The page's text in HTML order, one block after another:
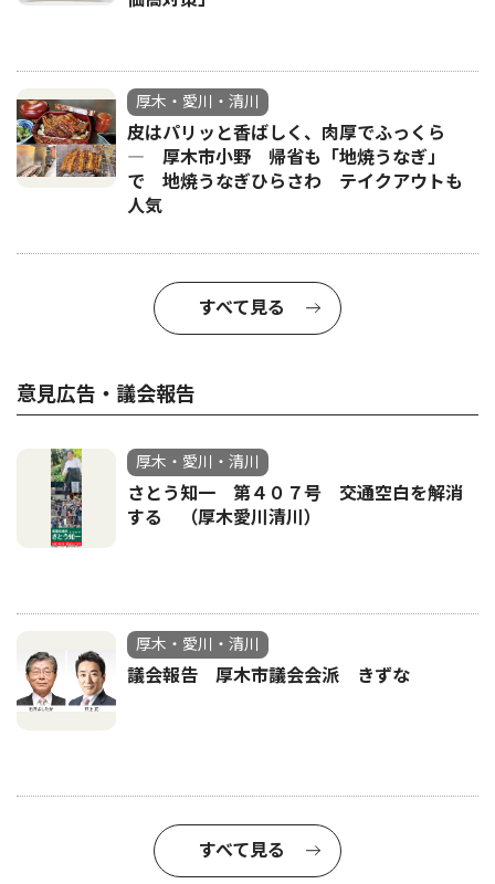
厚木・愛川・清川
皮はパリッと香ばしく、肉厚でふっくら
― 厚木市小野 帰省も「地焼うなぎ」
で 地焼うなぎひらさわ テイクアウトも
人気
すべて見る
意見広告・議会報告
厚木・愛川・清川
さとう知一 第４０７号 交通空白を解消
する （厚木愛川清川）
厚木・愛川・清川
議会報告 厚木市議会会派 きずな
すべて見る